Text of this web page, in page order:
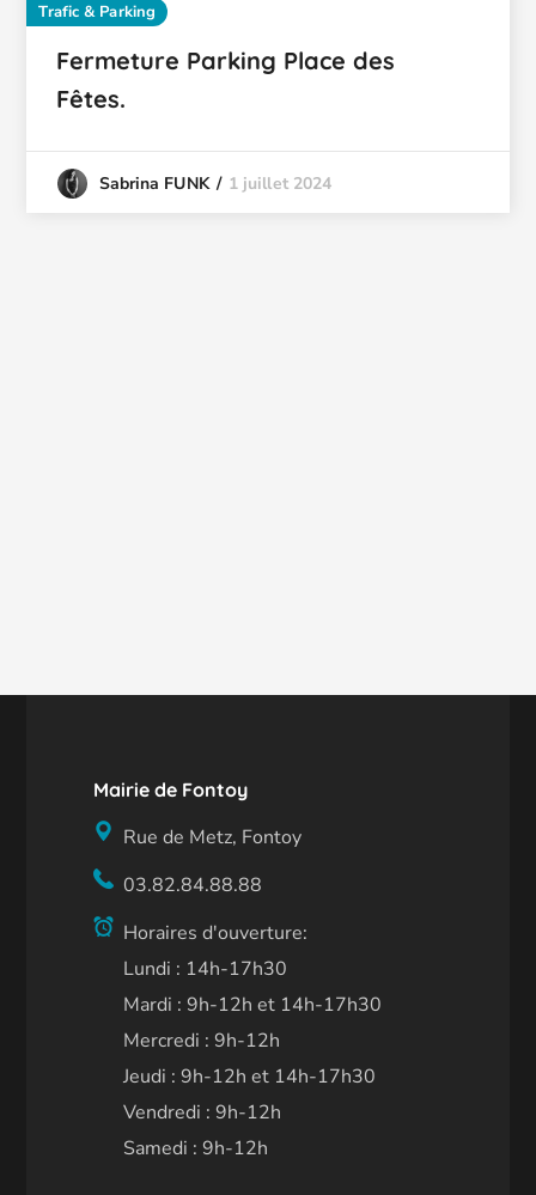
Trafic & Parking
Fermeture Parking Place des
Fêtes.
Sabrina FUNK 1 juillet 2024
Mairie de Fontoy
Rue de Metz, Fontoy
03.82.84.88.88
Horaires d'ouverture:
Lundi : 14h-17h30
Mardi : 9h-12h et 14h-17h30
Mercredi : 9h-12h
Jeudi : 9h-12h et 14h-17h30
Vendredi : 9h-12h
Samedi : 9h-12h